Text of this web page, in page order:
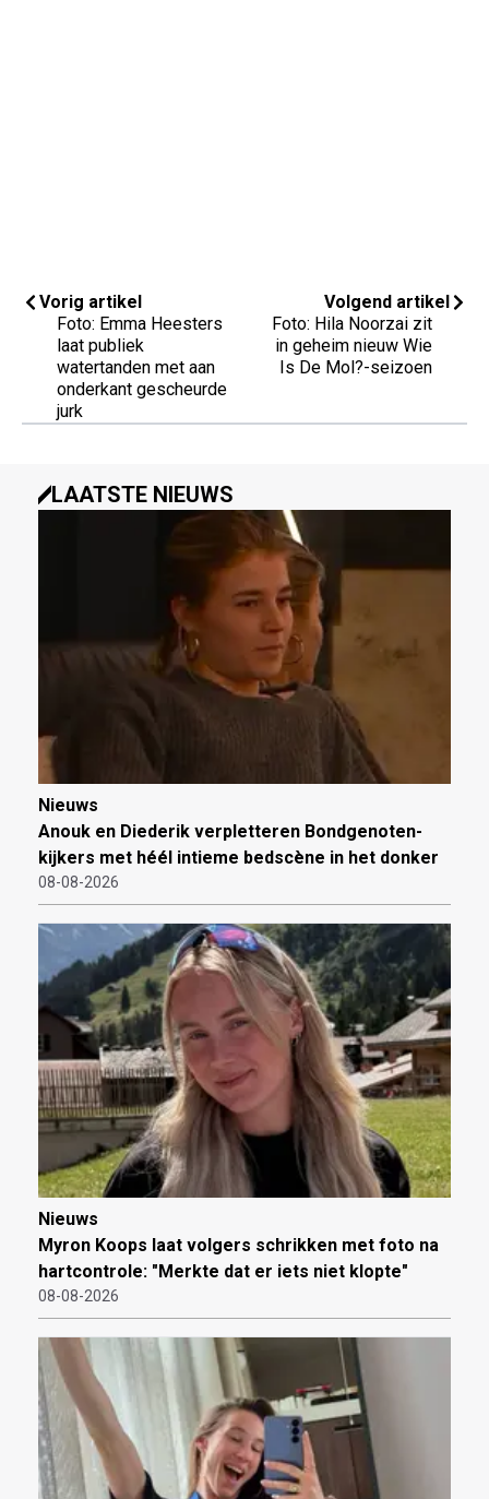
Vorig artikel
Foto: Emma Heesters
laat publiek
watertanden met aan
onderkant gescheurde
jurk
Volgend artikel
Foto: Hila Noorzai zit
in geheim nieuw Wie
Is De Mol?-seizoen
LAATSTE NIEUWS
Nieuws
Anouk en Diederik verpletteren Bondgenoten-
kijkers met héél intieme bedscène in het donker
08-08-2026
Nieuws
Myron Koops laat volgers schrikken met foto na
hartcontrole: "Merkte dat er iets niet klopte"
08-08-2026